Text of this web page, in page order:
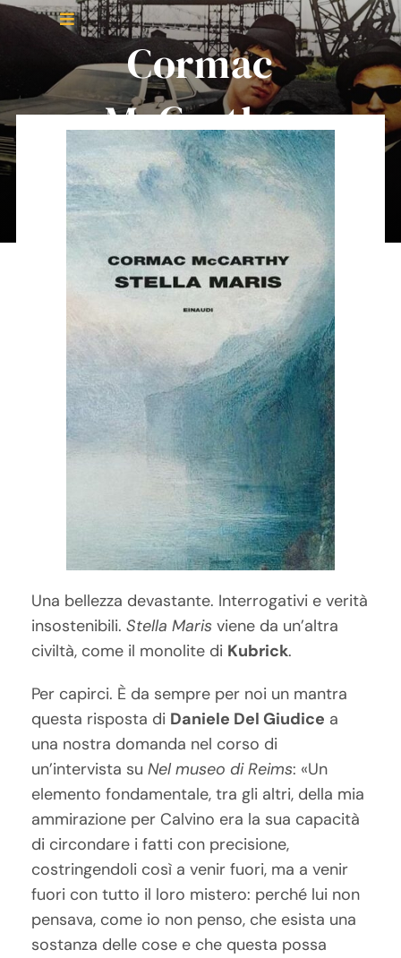
Salta
contenuto
Toggle
Navigation
Home
About Me
Cormac
McCarthy,
Stella Maris
Una bellezza devastante. Interrogativi e verità
insostenibili.Stella Marisviene da un’altra
civiltà, come il monolite di Kubrick.
Per capirci. È da sempre per noi un mantra
questa risposta di Daniele Del Giudice a
una nostra domanda nel corso di
un’intervista suNel museo di Reims: «Un
elemento fondamentale, tra gli altri, della mia
ammirazione per Calvino era la sua capacità
di circondare i fatti con precisione,
costringendoli così a venir fuori, ma a venir
fuori con tutto il loro mistero: perché lui non
pensava, come io non penso, che esista una
sostanza delle cose e che questa possa